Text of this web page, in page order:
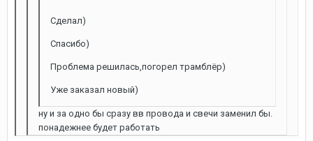
Сделал)
Спасибо)
Проблема решилась,погорел трамблёр)
Уже заказал новый)
ну и за одно бы сразу вв провода и свечи заменил бы.
понадежнее будет работать